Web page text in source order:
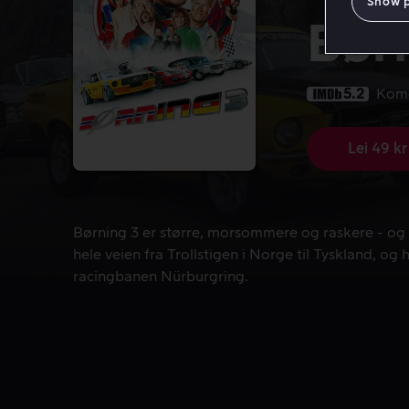
5.2
Lei 49 kr
Børning 3 er større, morsommere og raskere -
Børning 3 er større, morsommere og raskere - og
hele veien fra Trollstigen i Norge til Tyskland, og
racingbanen Nürburgring.